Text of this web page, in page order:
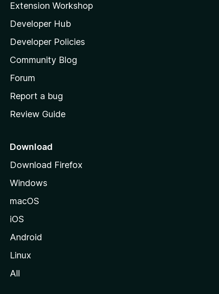
l
l
a
s
h
o
e
a
e
Extension Workshop
Developer Hub
Developer Policies
Community Blog
Forum
Report a bug
Review Guide
Download
Download Firefox
Windows
macOS
iOS
Android
Linux
All